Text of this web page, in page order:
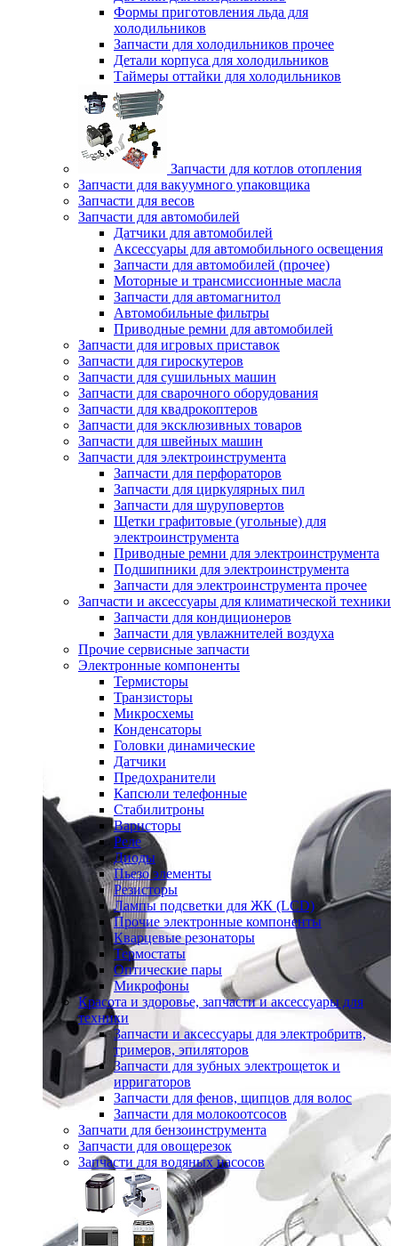
Формы приготовления льда для
холодильников
Запчасти для холодильников прочее
Детали корпуса для холодильников
Таймеры оттайки для холодильников
Запчасти для котлов отопления
Запчасти для вакуумного упаковщика
Запчасти для весов
Запчасти для автомобилей
Датчики для автомобилей
Аксессуары для автомобильного освещения
Запчасти для автомобилей (прочее)
Моторные и трансмиссионные масла
Запчасти для автомагнитол
Автомобильные фильтры
Приводные ремни для автомобилей
Запчасти для игровых приставок
Запчасти для гироскутеров
Запчасти для сушильных машин
Запчасти для сварочного оборудования
Запчасти для квадрокоптеров
Запчасти для эксклюзивных товаров
Запчасти для швейных машин
Запчасти для электроинструмента
Запчасти для перфораторов
Запчасти для циркулярных пил
Запчасти для шуруповертов
Щетки графитовые (угольные) для
электроинструмента
Приводные ремни для электроинструмента
Подшипники для электроинструмента
Запчасти для электроинструмента прочее
Запчасти и аксессуары для климатической техники
Запчасти для кондиционеров
Запчасти для увлажнителей воздуха
Прочие сервисные запчасти
Электронные компоненты
Термисторы
Транзисторы
Микросхемы
Конденсаторы
Головки динамические
Датчики
Предохранители
Капсюли телефонные
Стабилитроны
Варисторы
Реле
Диоды
Пьезо элементы
Резисторы
Лампы подсветки для ЖК (LCD)
Прочие электронные компоненты
Кварцевые резонаторы
Термостаты
Оптические пары
Микрофоны
Красота и здоровье, запчасти и аксессуары для
техники
Запчасти и аксессуары для электробритв,
тримеров, эпиляторов
Запчасти для зубных электрощеток и
ирригаторов
Запчасти для фенов, щипцов для волос
Запчасти для молокоотсосов
Запчати для бензоинструмента
Запчасти для овощерезок
Запчасти для водяных насосов